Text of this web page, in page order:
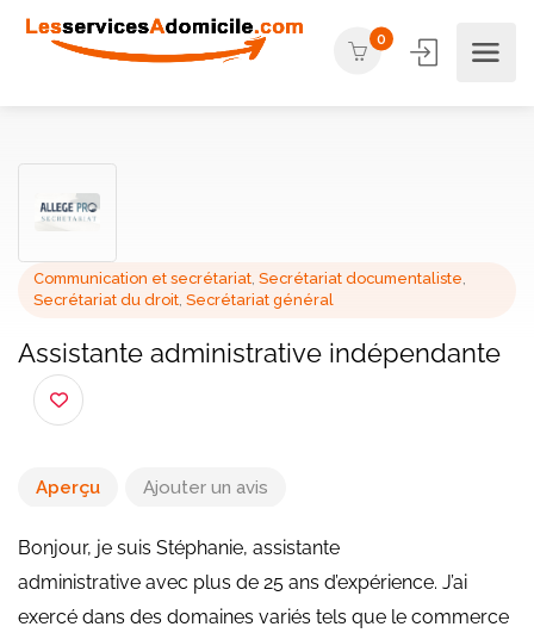
0
Communication et secrétariat,Secrétariat documentaliste
Assistante administrative
Aperçu Ajouter un avis
Bonjour, je suis Stéphanie, assistante
administrative avec plus de 25 ans d’expérience. J’ai
exercé dans des domaines variés tels que le commerce